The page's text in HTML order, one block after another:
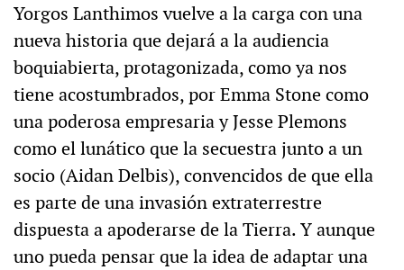
Yorgos Lanthimos vuelve a la carga con una
nueva historia que dejará a la audiencia
boquiabierta, protagonizada, como ya nos
tiene acostumbrados, por Emma Stone como
una poderosa empresaria y Jesse Plemons
como el lunático que la secuestra junto a un
socio (Aidan Delbis), convencidos de que ella
es parte de una invasión extraterrestre
dispuesta a apoderarse de la Tierra. Y aunque
uno pueda pensar que la idea de adaptar una